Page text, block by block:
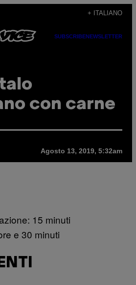
+ ITALIANO
SUBSCRIBENEWSLETTER
con carne
Agosto 13, 2019, 5:32am
15 minuti
e 30 minuti